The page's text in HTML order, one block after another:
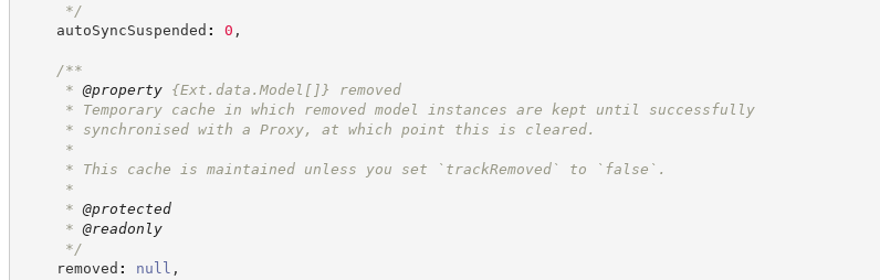
*/
autoSyncSuspended : 0 ,
/**
* @property {Ext.data.Model[]}
removed
* Temporary cache in which removed model instances are kept until successfully
* synchronised with a Proxy, at which point this is cleared.
*
* This cache is maintained unless you set `trackRemoved` to `false`.
*
* @protected
* @readonly
*/
removed : null ,